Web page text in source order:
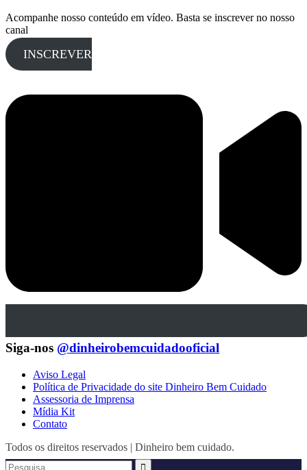
Acompanhe nosso conteúdo em vídeo. Basta se inscrever no nosso
canal
INSCREVER
Siga-nos @dinheirobemcuidadooficial
Aviso Legal
Política de Privacidade do site Dinheiro Bem Cuidado
Assessoria de Imprensa
Mídia Kit
Contato
Todos os direitos reservados | Dinheiro bem cuidado.